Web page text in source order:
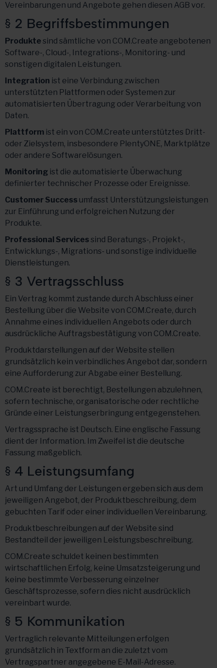
Vereinbarungen und Angebote gehen diesen AGB vor.
§ 2 Begriffsbestimmungen
Produktesind sämtliche von COM.Create angebotenen
Software-, Cloud-, Integrations-, Monitoring- und
sonstigen digitalen Leistungen.
Integration ist eine Verbindung zwischen
unterstützten Plattformen oder Systemen zur
automatisierten Übertragung oder Verarbeitung von
Daten.
Plattform ist ein von COM.Create unterstütztes Dritt-
oder Zielsystem, insbesondere PlentyONE, Marktplätze
oder andere Softwarelösungen.
Monitoring ist die automatisierte Überwachung
definierter technischer Prozesse oder Ereignisse.
Customer Success umfasst Unterstützungsleistungen
zur Einführung und erfolgreichen Nutzung der
Produkte.
Professional Servicessind Beratungs-, Projekt-,
Entwicklungs-, Migrations- und sonstige individuelle
Dienstleistungen.
§ 3 Vertragsschluss
Ein Vertrag kommt zustande durch Abschluss einer
Bestellung über die Website von COM.Create, durch
Annahme eines individuellen Angebots oder durch
ausdrückliche Auftragsbestätigung von COM.Create.
Produktdarstellungen auf der Website stellen
grundsätzlich kein verbindliches Angebot dar, sondern
eine Aufforderung zur Abgabe einer Bestellung.
COM.Create ist berechtigt, Bestellungen abzulehnen,
sofern technische, organisatorische oder rechtliche
Gründe einer Leistungserbringung entgegenstehen.
Vertragssprache ist Deutsch. Eine englische Fassung
dient der Information. Im Zweifel ist die deutsche
Fassung maßgeblich.
§ 4 Leistungsumfang
Art und Umfang der Leistungen ergeben sich aus dem
jeweiligen Angebot, der Produktbeschreibung, dem
gebuchten Tarif oder einer individuellen Vereinbarung.
Produktbeschreibungen auf der Website sind
Bestandteil der jeweiligen Leistungsbeschreibung.
COM.Create schuldet keinen bestimmten
wirtschaftlichen Erfolg, keine Umsatzsteigerung und
keine bestimmte Verbesserung einzelner
Geschäftsprozesse, sofern dies nicht ausdrücklich
vereinbart wurde.
§ 5 Kommunikation
Vertraglich relevante Mitteilungen erfolgen
grundsätzlich in Textform an die zuletzt vom
Vertragspartner angegebene E-Mail-Adresse.